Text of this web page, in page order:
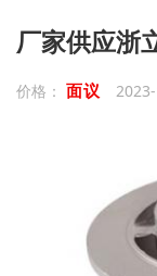
厂家供应浙
价格： 面议